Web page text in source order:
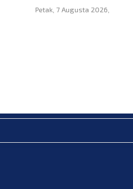
Petak, 7 Augusta 2026,